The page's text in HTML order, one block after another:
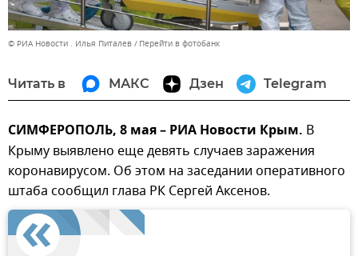
© РИА Новости . Илья Питалев Перейти в фотобанк
Читать в МАКС Дзен Telegram
СИМФЕРОПОЛЬ, 8 мая – РИА Новости Крым. В
Крыму выявлено еще девять случаев заражения
коронавирусом. Об этом на заседании оперативного
штаба сообщил глава РК Сергей Аксенов.